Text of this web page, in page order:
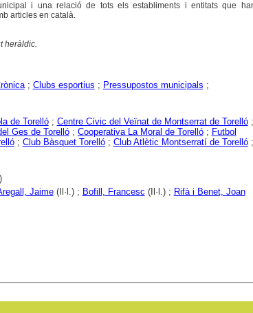
i una relació de tots els establiments i entitats que
articles en català.
heràldic.
; Clubs esportius ; Pressupostos municipals ;
de Torelló; Centre Cívic del Veïnat de Montserrat de Torelló;
Ges de Torelló; Cooperativa La Moral de Torelló; Futbol
; Club Bàsquet Torelló; Club Atlètic Montserratí de Torelló;
Jaime(Il·l.) ; Bofill, Francesc (Il·l.) ; Rifà i Benet, Joan